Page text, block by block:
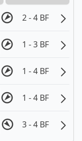
2 - 4 BF
1 - 3 BF
1 - 4 BF
1 - 4 BF
3 - 4 BF